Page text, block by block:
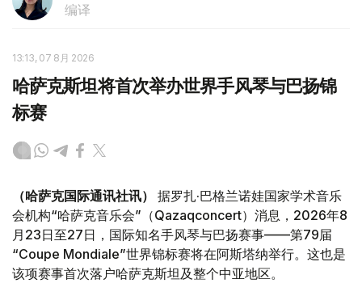
编译
13:13, 07 8月 2026
哈萨克斯坦将首次举办世界手风琴与巴扬锦
标赛
（哈萨克国际通讯社讯）
据罗扎·巴格兰诺娃国家学术音乐
会机构“哈萨克音乐会”（Qazaqconcert）消息，2026年8
月23日至27日，国际知名手风琴与巴扬赛事——第79届
“Coupe Mondiale”世界锦标赛将在阿斯塔纳举行。这也是
该项赛事首次落户哈萨克斯坦及整个中亚地区。